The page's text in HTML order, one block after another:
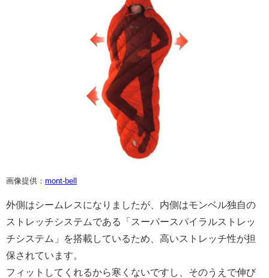
画像提供： mont-bell
外側はシームレスになりましたが、内側はモンベル独自の
ストレッチシステムである「スーパースパイラルストレッ
チシステム」を搭載しているため、高いストレッチ性が担
保されています。
フィットしてくれるから寒くないですし、そのうえで伸び